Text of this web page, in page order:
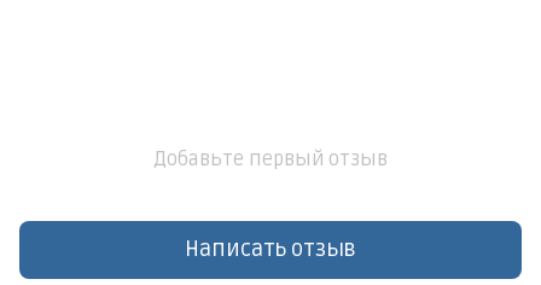
Добавьте первый отзыв
Написать отзыв